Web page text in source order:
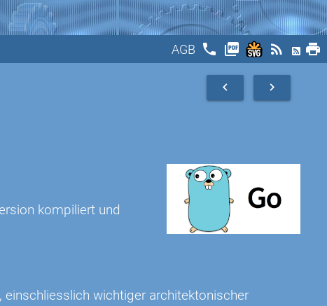
AGB phone picture_as_pdf rss_feed print
navigate_next
navigate_before
kompiliert und
einschliesslich wichtiger architektonischer